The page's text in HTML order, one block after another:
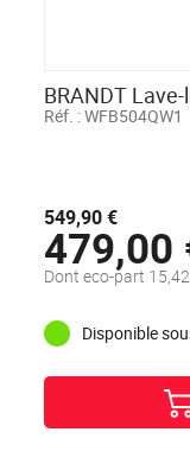
BRANDT
Réf. :WFB504QW1
549,90 €
479,00
Dont eco-part
Disponible